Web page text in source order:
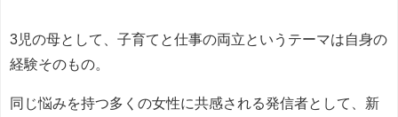
3児の母として、子育てと仕事の両立というテーマは自身の
経験そのもの。
同じ悩みを持つ多くの女性に共感される発信者として、新